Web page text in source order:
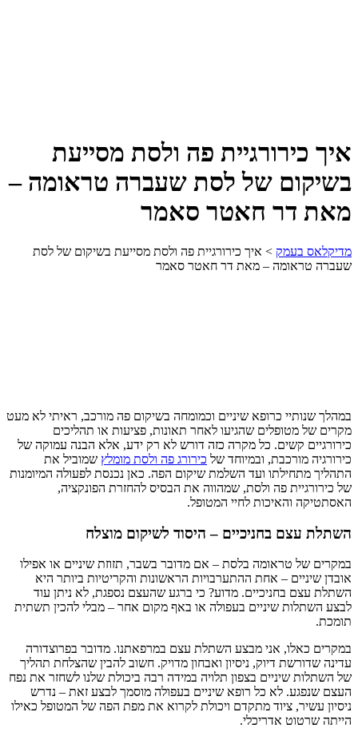
איך כירורגיית פה ולסת מסייעת
בשיקום של לסת שעברה טראומה –
מאת דר חאטר סאמר
מדיקלאס בעמק > איך כירורגיית פה ולסת מסייעת בשיקום של לסת
שעברה טראומה – מאת דר חאטר סאמר
במהלך שנותיי כרופא שיניים וכמומחה בשיקום פה מורכב, ראיתי לא מעט
מקרים של מטופלים שהגיעו לאחר תאונות, פציעות או תהליכים
כירורגיים קשים. כל מקרה כזה דורש לא רק ידע, אלא הבנה עמוקה של
כירורגיה מורכבת, ובמיוחד של כירורג פה ולסת מומלץ שמוביל את
התהליך מתחילתו ועד השלמת שיקום הפה. כאן נכנסת לפעולה המיומנות
של כירורגיית פה ולסת, שמהווה את הבסיס להחזרת הפונקציה,
האסתטיקה והאיכות לחיי המטופל.
השתלת עצם בחניכיים – היסוד לשיקום מוצלח
במקרים של טראומה בלסת – אם מדובר בשבר, תזוזת שיניים או אפילו
אובדן שיניים – אחת ההתערבויות הראשונות והקריטיות ביותר היא
השתלת עצם בחניכיים. מדוע? כי ברגע שהעצם נספגת, לא ניתן עוד
לבצע השתלות שיניים בעפולה או באף מקום אחר – מבלי להכין תשתית
תומכת.
במקרים כאלו, אני מבצע השתלת עצם במרפאתנו. מדובר בפרוצדורה
עדינה שדורשת דיוק, ניסיון ואבחון מדויק. חשוב להבין שהצלחת תהליך
של השתלות שיניים בצפון תלויה במידה רבה ביכולת שלנו לשחזר את נפח
העצם שנפגע. לא כל רופא שיניים בעפולה מוסמך לבצע זאת – נדרש
ניסיון עשיר, ציוד מתקדם ויכולת לקרוא את מפת הפה של המטופל כאילו
הייתה שרטוט אדריכלי.